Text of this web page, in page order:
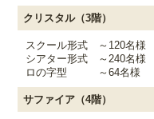
クリスタル（3階）
スクール形式 ～120名様
シアター形式 ～240名様
ロの字型 ～64名様
サファイア（4階）